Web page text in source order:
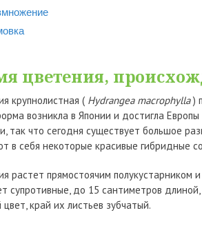
цветения,
крупнолистная ( Hydrangea macrophylla)
возникла в Японии и достигла
так что сегодня существует большое
в себя некоторые красивые гибридные
растет прямостоячим
супротивные, до 15 сантиметров
цвет, край их листьев зубчатый.